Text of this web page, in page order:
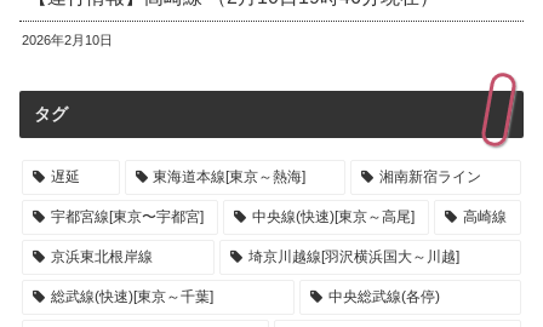
2026年2月10日
タグ
遅延 東海道本線[東京～熱海] 湘南新宿ライン
宇都宮線[東京〜宇都宮] 中央線(快速)[東京～高尾] 高崎線
京浜東北根岸線 埼京川越線[羽沢横浜国大～川越]
総武線(快速)[東京～千葉] 中央総武線(各停)